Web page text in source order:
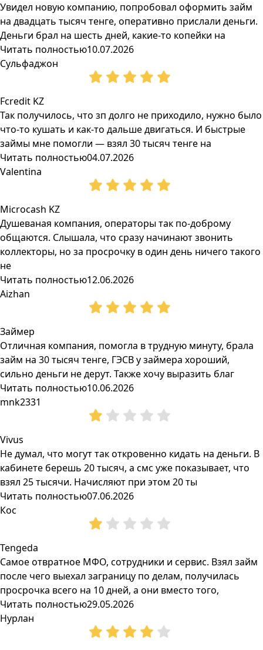
Увидел новую компанию, попробовал оформить займ
на двадцать тысяч тенге, оперативно прислали деньги.
Деньги брал на шесть дней, какие-то копейки на
Читать полностью10.07.2026
Сульфаджон
Fcredit KZ
Так получилось, что зп долго не приходило, нужно было
что-то кушать и как-то дальше двигаться. И быстрые
займы мне помогли — взял 30 тысяч тенге на
Читать полностью04.07.2026
Valentina
Microcash KZ
Душеваная компания, операторы так по-доброму
общаются. Слышала, что сразу начинают звонить
коллекторы, но за просрочку в один день ничего такого
не
Читать полностью12.06.2026
Aizhan
Займер
Отличная компания, помогла в трудную минуту, брала
займ на 30 тысяч тенге, ГЭСВ у займера хороший,
сильно деньги не дерут. Также хочу выразить благ
Читать полностью10.06.2026
mnk2331
Vivus
Не думал, что могут так откровенно кидать на деньги. В
кабинете берешь 20 тысяч, а смс уже показывает, что
взял 25 тысячи. Начисляют при этом 20 ты
Читать полностью07.06.2026
Кос
Tengeda
Самое отвратное МФО, сотрудники и сервис. Взял займ
после чего выехал заграницу по делам, получилась
просрочка всего на 10 дней, а они вместо того,
Читать полностью29.05.2026
Нурлан